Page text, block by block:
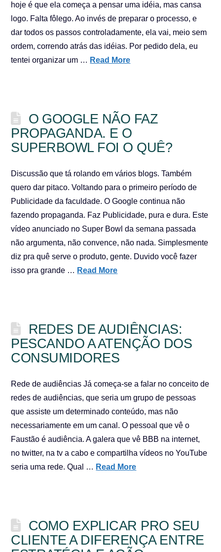
hoje é que ela começa a pensar uma idéia, mas cansa
logo. Falta fôlego. Ao invés de preparar o processo, e
dar todos os passos controladamente, ela vai, meio sem
ordem, correndo atrás das idéias. Por pedido dela, eu
tentei organizar um … Read More
O GOOGLE NÃO FAZ
PROPAGANDA. E O
SUPERBOWL FOI O QUÊ?
Discussão que tá rolando em vários blogs. Também
quero dar pitaco. Voltando para o primeiro período de
Publicidade da faculdade. O Google continua não
fazendo propaganda. Faz Publicidade, pura e dura. Este
vídeo anunciado no Super Bowl da semana passada
não argumenta, não convence, não nada. Simplesmente
diz pra quê serve o produto, gente. Duvido você fazer
isso pra grande … Read More
REDES DE AUDIÊNCIAS:
PESCANDO A ATENÇÃO DOS
CONSUMIDORES
Rede de audiências Já começa-se a falar no conceito de
redes de audiências, que seria um grupo de pessoas
que assiste um determinado conteúdo, mas não
necessariamente em um canal. O pessoal que vê o
Faustão é audiência. A galera que vê BBB na internet,
no twitter, na tv a cabo e compartilha vídeos no YouTube
seria uma rede. Qual … Read More
COMO EXPLICAR PRO SEU
CLIENTE A DIFERENÇA ENTRE